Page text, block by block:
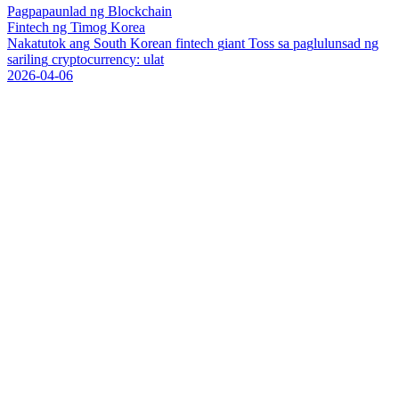
Pagpapaunlad ng Blockchain
Fintech ng Timog Korea
Nakatutok ang South Korean fintech giant Toss sa paglulunsad ng
sariling cryptocurrency: ulat
2026-04-06